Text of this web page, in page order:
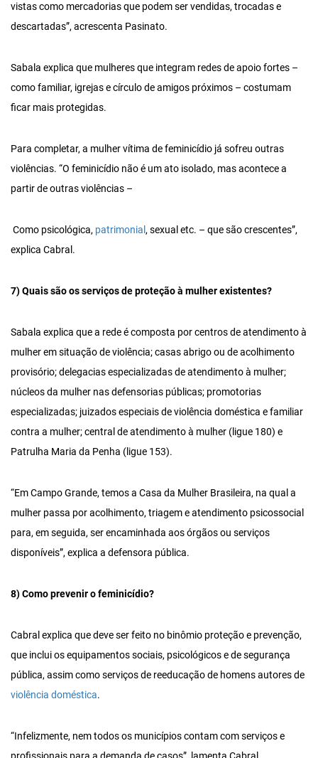
vistas como mercadorias que podem ser vendidas, trocadas e
descartadas”, acrescenta Pasinato.
Sabala explica que mulheres que integram redes de apoio fortes –
como familiar, igrejas e círculo de amigos próximos – costumam
ficar mais protegidas.
Para completar, a mulher vítima de feminicídio já sofreu outras
violências. “O feminicídio não é um ato isolado, mas acontece a
partir de outras violências –
Como psicológica, patrimonial , sexual etc. – que são crescentes”,
explica Cabral.
7) Quais são os serviços de proteção à mulher existentes?
Sabala explica que a rede é composta por centros de atendimento à
mulher em situação de violência; casas abrigo ou de acolhimento
provisório; delegacias especializadas de atendimento à mulher;
núcleos da mulher nas defensorias públicas; promotorias
especializadas; juizados especiais de violência doméstica e familiar
contra a mulher; central de atendimento à mulher (ligue 180) e
Patrulha Maria da Penha (ligue 153).
“Em Campo Grande, temos a Casa da Mulher Brasileira, na qual a
mulher passa por acolhimento, triagem e atendimento psicossocial
para, em seguida, ser encaminhada aos órgãos ou serviços
disponíveis”, explica a defensora pública.
8) Como prevenir o feminicídio?
Cabral explica que deve ser feito no binômio proteção e prevenção,
que inclui os equipamentos sociais, psicológicos e de segurança
pública, assim como serviços de reeducação de homens autores de
violência doméstica.
“Infelizmente, nem todos os municípios contam com serviços e